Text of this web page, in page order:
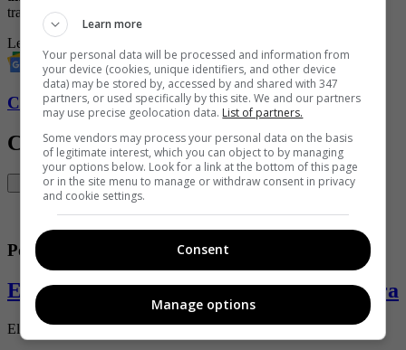
tratará de la primera vuelta.
Leyes en Colombia
Conozca más de Soho aquí
Contenido Relacionado
Política
Extrabajador de presidente Petro
El argentino habló sin tapujos. ¿Cuál es la razón?
Learn more
Your personal data will be processed and information from
your device (cookies, unique identifiers, and other device
data) may be stored by, accessed by and shared with 347
partners, or used specifically by this site. We and our partners
may use precise geolocation data. List of partners.
Some vendors may process your personal data on the basis
of legitimate interest, which you can object to by managing
your options below. Look for a link at the bottom of this page
or in the site menu to manage or withdraw consent in privacy
and cookie settings.
Consent
Manage options